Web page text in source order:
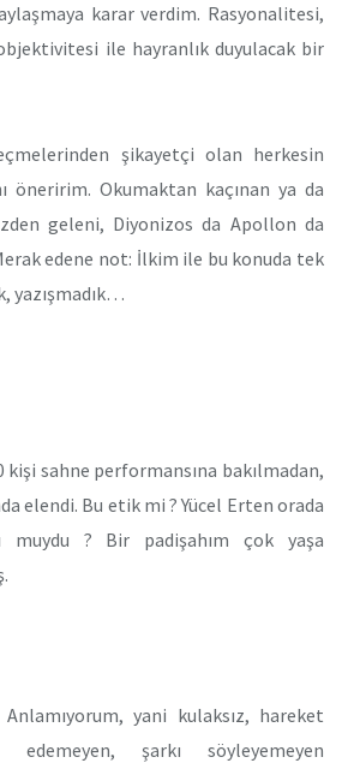
karar verdim. Rasyonalitesi,
ile hayranlık duyulacak bir
şikayetçi olan herkesin
öneririm. Okumaktan kaçınan ya da
geleni, Diyonizos da Apollon da
edene not: İlkim ile bu konuda tek
yazışmadık…
kişi sahne performansına bakılmadan,
elendi. Bu etik mi ? Yücel Erten orada
muydu ? Bir padişahım çok yaşa
yani kulaksız, hareket
edemeyen, şarkı söyleyemeyen